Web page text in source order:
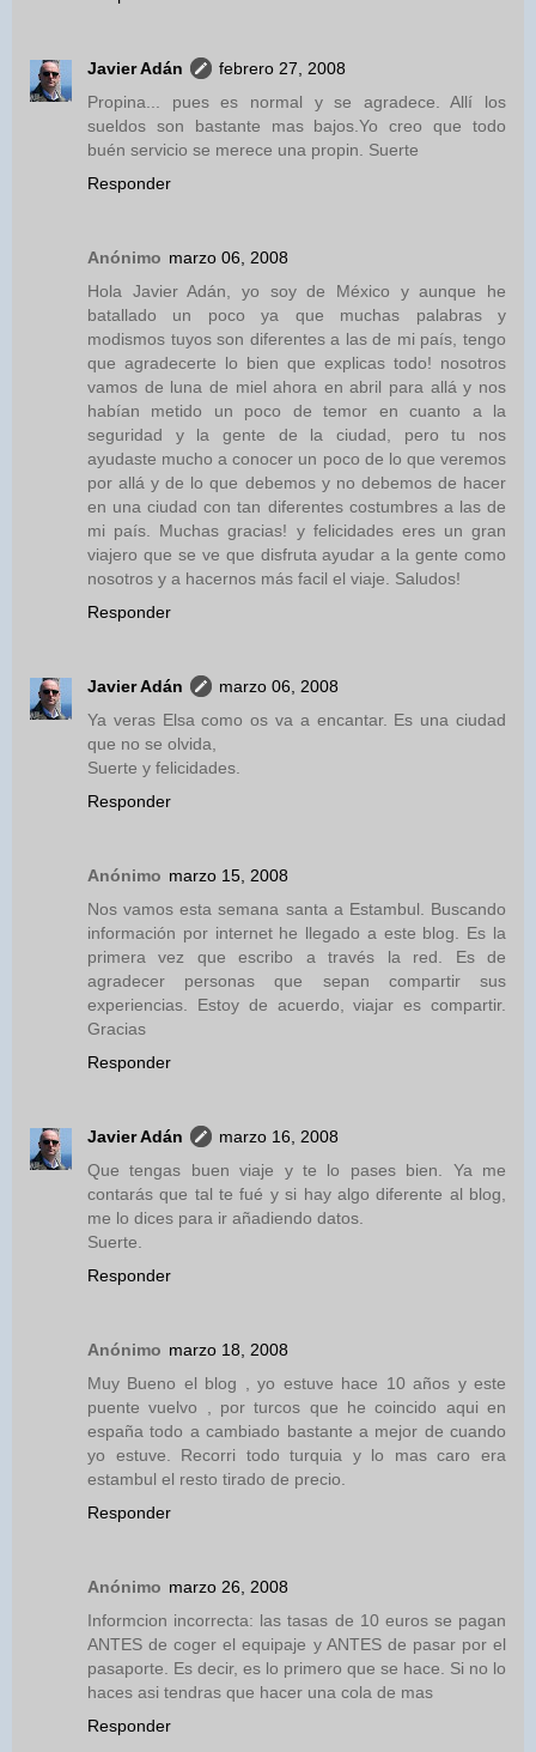
Javier Adán
febrero 27, 2008
Propina... pues es normal y se agradece. Allí los
sueldos son bastante mas bajos.Yo creo que todo
buén servicio se merece una propin. Suerte
Responder
Anónimo marzo 06, 2008
Hola Javier Adán, yo soy de México y aunque he
batallado un poco ya que muchas palabras y
modismos tuyos son diferentes a las de mi país, tengo
que agradecerte lo bien que explicas todo! nosotros
vamos de luna de miel ahora en abril para allá y nos
habían metido un poco de temor en cuanto a la
seguridad y la gente de la ciudad, pero tu nos
ayudaste mucho a conocer un poco de lo que veremos
por allá y de lo que debemos y no debemos de hacer
en una ciudad con tan diferentes costumbres a las de
mi país. Muchas gracias! y felicidades eres un gran
viajero que se ve que disfruta ayudar a la gente como
nosotros y a hacernos más facil el viaje. Saludos!
Responder
Javier Adán
marzo 06, 2008
Ya veras Elsa como os va a encantar. Es una ciudad
que no se olvida,
Suerte y felicidades.
Responder
Anónimo marzo 15, 2008
Nos vamos esta semana santa a Estambul. Buscando
información por internet he llegado a este blog. Es la
primera vez que escribo a través la red. Es de
agradecer personas que sepan compartir sus
experiencias. Estoy de acuerdo, viajar es compartir.
Gracias
Responder
Javier Adán
marzo 16, 2008
Que tengas buen viaje y te lo pases bien. Ya me
contarás que tal te fué y si hay algo diferente al blog,
me lo dices para ir añadiendo datos.
Suerte.
Responder
Anónimo marzo 18, 2008
Muy Bueno el blog , yo estuve hace 10 años y este
puente vuelvo , por turcos que he coincido aqui en
españa todo a cambiado bastante a mejor de cuando
yo estuve. Recorri todo turquia y lo mas caro era
estambul el resto tirado de precio.
Responder
Anónimo marzo 26, 2008
Informcion incorrecta: las tasas de 10 euros se pagan
ANTES de coger el equipaje y ANTES de pasar por el
pasaporte. Es decir, es lo primero que se hace. Si no lo
haces asi tendras que hacer una cola de mas
Responder